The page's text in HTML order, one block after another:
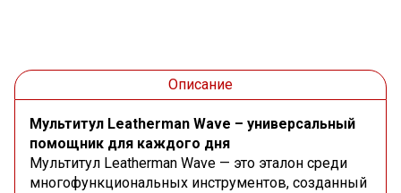
Описание
Мультитул Leatherman Wave – универсальный
помощник для каждого дня
Мультитул Leatherman Wave — это эталон среди
многофункциональных инструментов, созданный